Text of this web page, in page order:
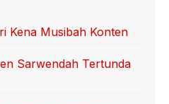
Kena Musibah Konten
Sarwendah Tertunda